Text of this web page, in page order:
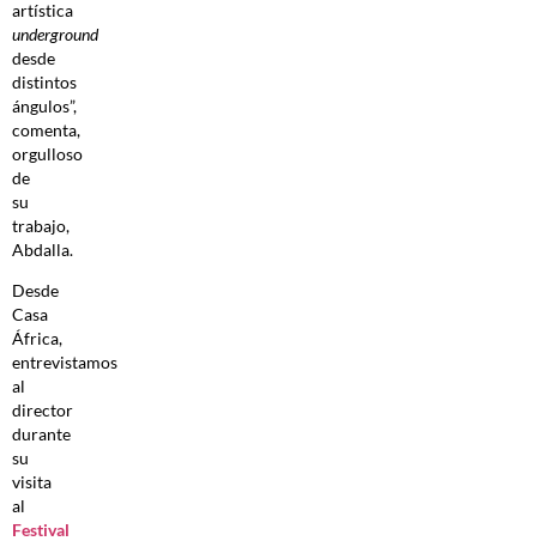
artística
underground
desde
distintos
ángulos”,
comenta,
orgulloso
de
su
trabajo,
Abdalla.
Desde
Casa
África,
entrevistamos
al
director
durante
su
visita
al
Festival